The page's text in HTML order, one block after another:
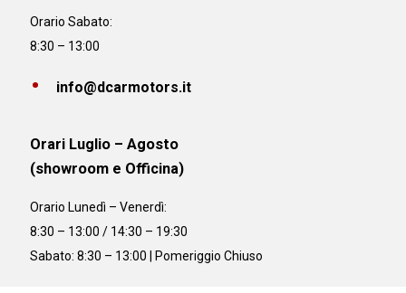
Orario Sabato:
8:30 – 13:00
info@dcarmotors.it
Orari Luglio – Agosto
(showroom e Officina)
Orario Lunedì – Venerdì:
8:30 – 13:00 / 14:30 – 19:30
Sabato: 8:30 – 13:00 | Pomeriggio Chiuso